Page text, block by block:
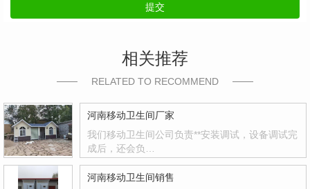
提交
相关推荐
RELATED TO RECOMMEND
河南移动卫生间厂家
我们移动卫生间公司负责**安装调试，设备调试完
成后，还会负…
河南移动卫生间销售